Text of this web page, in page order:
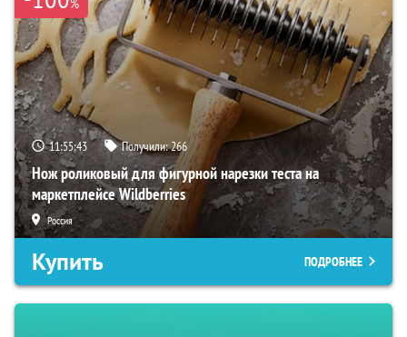
11:55:41 Получили:266
Нож роликовый для фигурной нарезки теста на
маркетплейсе Wildberries
Россия
Купить ПОДРОБНЕЕ